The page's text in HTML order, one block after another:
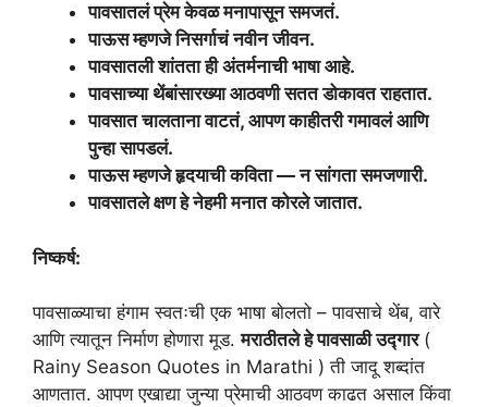
पावसातलं प्रेम केवळ मनापासून समजतं.
पाऊस म्हणजे निसर्गाचं नवीन जीवन.
पावसातली शांतता ही अंतर्मनाची भाषा आहे.
पावसाच्या थेंबांसारख्या आठवणी सतत डोकावत राहतात.
पावसात चालताना वाटतं, आपण काहीतरी गमावलं आणि
पुन्हा सापडलं.
पाऊस म्हणजे हृदयाची कविता —न सांगता समजणारी.
पावसातले क्षण हे नेहमी मनात कोरले जातात.
निष्कर्ष:
पावसाळ्याचा हंगाम स्वतःची एक भाषा बोलतो – पावसाचे थेंब, वारे
आणि त्यातून निर्माण होणारा मूड.मराठीतले हे पावसाळी उद्गार(
Rainy Season Quotes in Marathi ) ती जादू शब्दांत
आणतात. आपण एखाद्या जुन्या प्रेमाची आठवण काढत असाल किंवा